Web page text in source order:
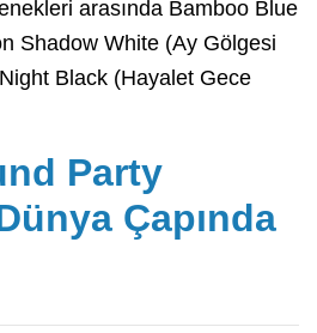
arasında Bamboo Blue
Shadow White (Ay Gölgesi
Black (Hayalet Gece
Party
Çapında